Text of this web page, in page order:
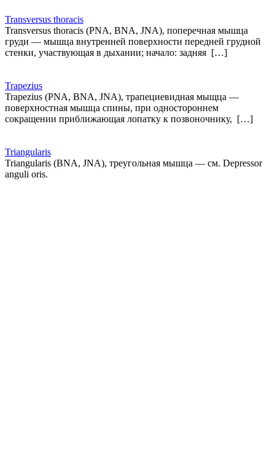
Transversus thoracis
Transversus thoracis (PNA, BNA, JNA), поперечная мышца
груди — мышца внутренней поверхности передней грудной
стенки, участвующая в дыхании; начало: задняя […]
Trapezius
Trapezius (PNA, BNA, JNA), трапециевидная мыщца —
поверхностная мышца спины, при одностороннем
сокращении приближающая лопатку к позвоночнику, […]
Triangularis
Triangularis (BNA, JNA), треугольная мышца — см. Depressor
anguli oris.